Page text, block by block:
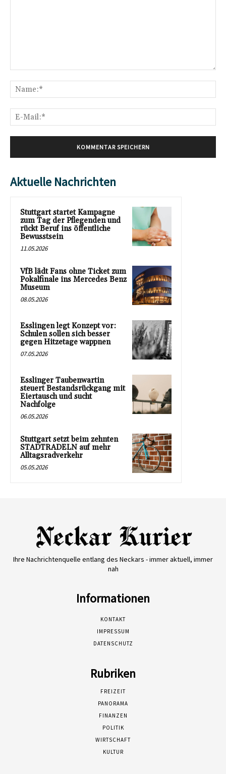
Aktuelle Nachrichten
Stuttgart startet Kampagne
zum Tag der Pflegenden und
rückt Beruf ins öffentliche
Bewusstsein
11.05.2026
VfB lädt Fans ohne Ticket zum
Pokalfinale ins Mercedes Benz
Museum
08.05.2026
Esslingen legt Konzept vor:
Schulen sollen sich besser
gegen Hitzetage wappnen
07.05.2026
Esslinger Taubenwartin
steuert Bestandsrückgang mit
Eiertausch und sucht
Nachfolge
06.05.2026
Stuttgart setzt beim zehnten
STADTRADELN auf mehr
Alltagsradverkehr
05.05.2026
Ihre Nachrichtenquelle entlang des Neckars - immer aktuell, immer
nah
Informationen
KONTAKT
IMPRESSUM
DATENSCHUTZ
Rubriken
FREIZEIT
PANORAMA
FINANZEN
POLITIK
WIRTSCHAFT
KULTUR